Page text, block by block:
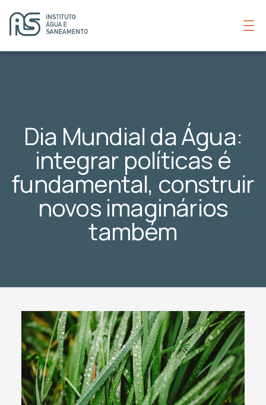
Dia Mundial da Água:
integrar políticas é
fundamental, construir
novos imaginários
também